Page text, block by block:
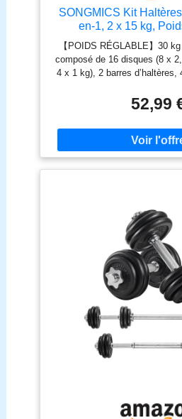
SONGMICS Kit
en-1, 2 x 15 kg,
Revêtement en
Musculation, à la
d’Extension
d'Encre
【POIDS RÉGLABLE】30
composé de 16 disques (8 x
4 x 1 kg), 2 barres d’haltères,
kg pour en faire un haltère
DÉRAPANT & SILENCIEUX
moletée, les barres de 12
antiglisse. Elles assurent une
et une bonne prise en
maintiennent les plaques en
bruits gênants 【ROBUSTE
remplissage en béton et en
d’utilisation pour éviter les
de profiter de ces haltères
années ! 【POUR
D'ENTRAÎNEMENT】Avec
travaillez vos bras, épaules,
dos et jambes. Niveau
haltères conviennent à tous
DÉMONTAGE RAPIDE】
et les accessoires fournis,
rapidement ce set d'haltères.
maison n'a jamais été
52,99